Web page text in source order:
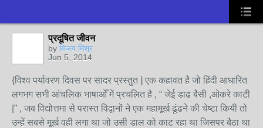
प्रदूषित जीवन
by विजय मिश्र
Jun 5, 2014
{विश्व पर्यावरण दिवस पर सादर प्रस्तुत ] एक कहावत है जो हिंदी आधारित
लगभग सभी आंचलिक भाषाओँ में प्रचलित है , “ जेई डाढ बैसी ,ओकरे काटी
|” , जब विद्योत्तमा से परास्त विद्वानों ने एक महामूर्ख ढूंढने की चेष्टा कियी तो
उन्हें सबसे मूर्ख वही लगा था जो उसी डाल को काट रहा था जिसपर बैठा था